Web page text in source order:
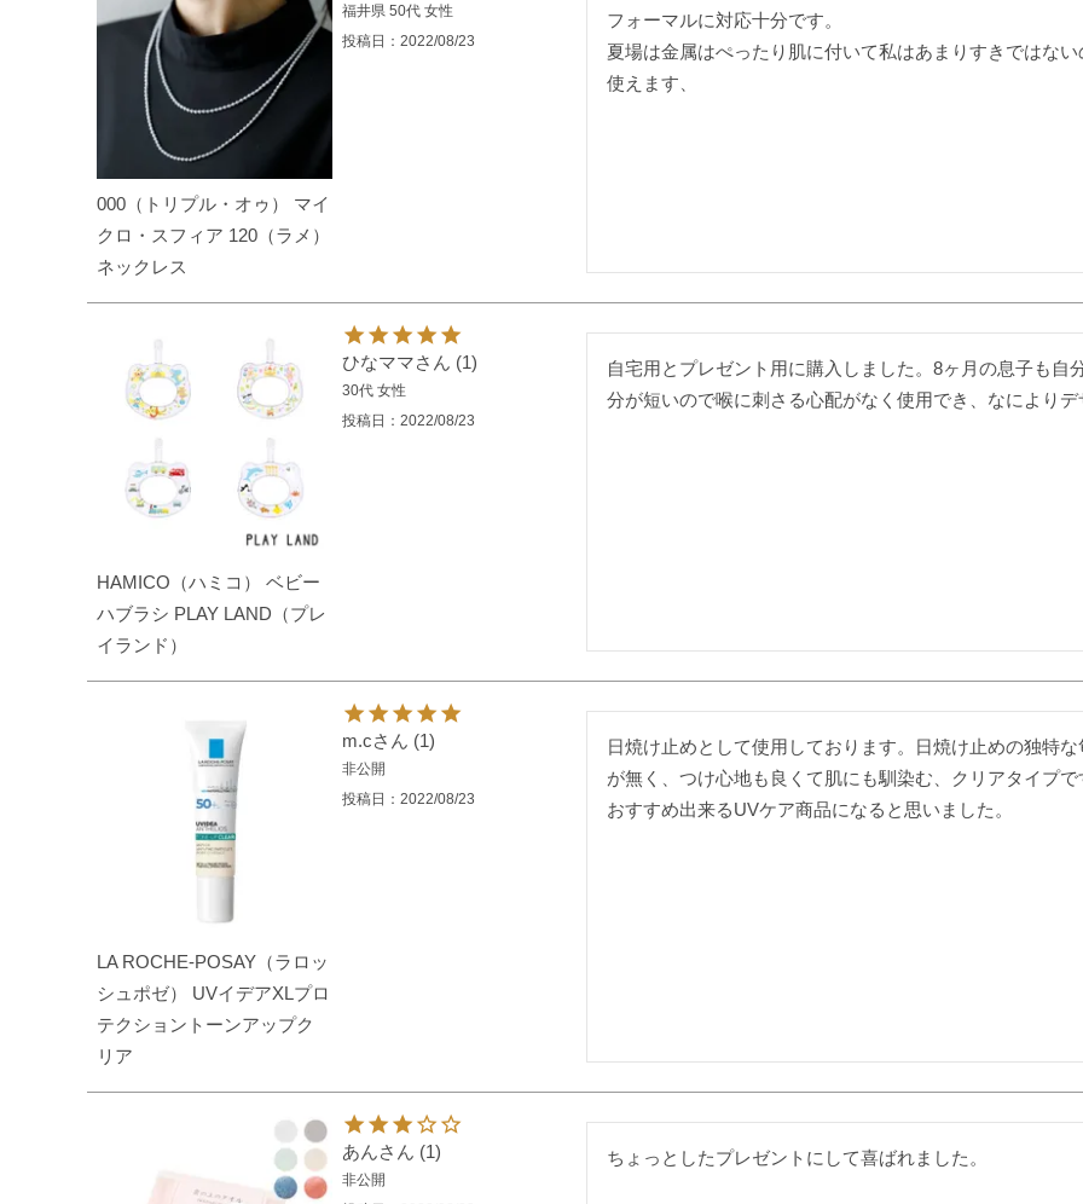
000（トリプル・オゥ） マイ
クロ・スフィア 120（ラメ）
ネックレス
福井県 50代 女性
投稿日
2022/08/23
フォーマルに対応十分です。
夏場は金属はぺったり肌に付いて私はあまりすきではな
使えます、
HAMICO（ハミコ） ベビー
ハブラシ PLAY LAND（プレ
イランド）
ひなママ 1
30代 女性
投稿日
2022/08/23
自宅用とプレゼント用に購入しました。8ヶ月の息子も
分が短いので喉に刺さる心配がなく使用でき、なにより
LA ROCHE-POSAY（ラロッ
シュポゼ） UVイデアXLプロ
テクショントーンアップク
リア
m.c 1
非公開
投稿日
2022/08/23
日焼け止めとして使用しております。日焼け止めの独特
が無く、つけ心地も良くて肌にも馴染む、クリアタイプ
おすすめ出来るUVケア商品になると思いました。
あん 1
非公開
ちょっとしたプレゼントにして喜ばれました。